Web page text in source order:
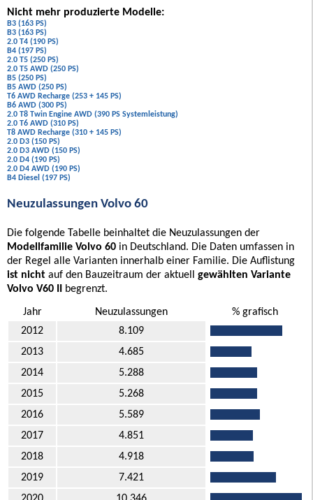
Nicht mehr produzierte Modelle:
B3 (163 PS)
B3 (163 PS)
2.0 T4 (190 PS)
B4 (197 PS)
2.0 T5 (250 PS)
2.0 T5 AWD (250 PS)
B5 (250 PS)
B5 AWD (250 PS)
T6 AWD Recharge (253 + 145 PS)
B6 AWD (300 PS)
2.0 T8 Twin Engine AWD (390 PS Systemleistung)
2.0 T6 AWD (310 PS)
T8 AWD Recharge (310 + 145 PS)
2.0 D3 (150 PS)
2.0 D3 AWD (150 PS)
2.0 D4 (190 PS)
2.0 D4 AWD (190 PS)
B4 Diesel (197 PS)
Neuzulassungen Volvo 60
Die folgende Tabelle beinhaltet die Neuzulassungen der
Modellfamilie Volvo 60 in Deutschland. Die Daten umfassen in
der Regel alle Varianten innerhalb einer Familie. Die Auflistung
ist nicht auf den Bauzeitraum der aktuell gewählten Variante
Volvo V60 II
begrenzt.
Jahr Neuzulassungen
% grafisch
2012
8.109
2013
4.685
2014
5.288
2015
5.268
2016
5.589
2017
4.851
2018
4.918
2019
7.421